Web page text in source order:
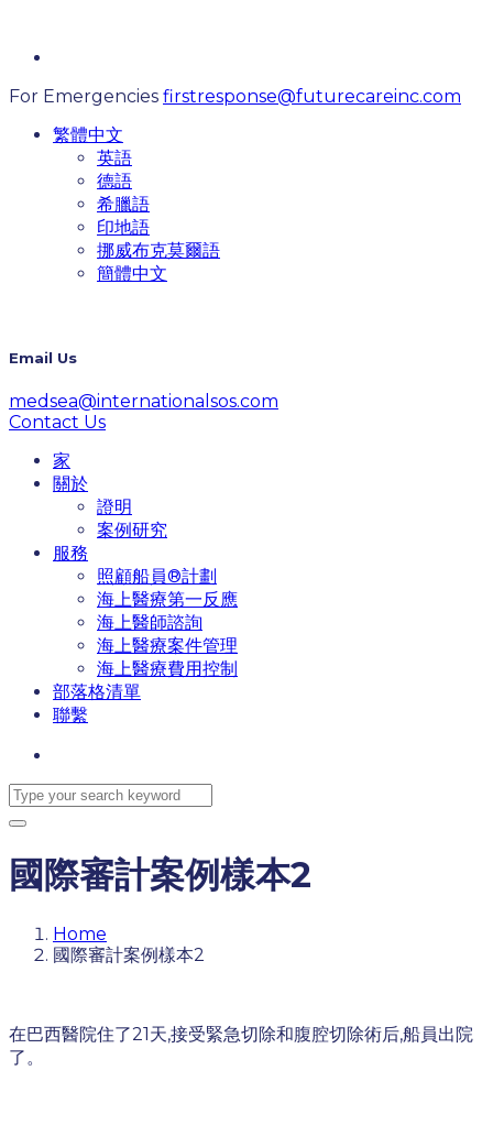
For Emergencies firstresponse@futurecareinc.com
繁體中文
英語
德語
希臘語
印地語
挪威布克莫爾語
簡體中文
Email Us
medsea@internationalsos.com
Contact Us
家
關於
證明
案例研究
服務
照顧船員®計劃
海上醫療第一反應
海上醫師諮詢
海上醫療案件管理
海上醫療費用控制
部落格清單
聯繫
國際審計案例樣本2
Home
國際審計案例樣本2
在巴西醫院住了21天,接受緊急切除和腹腔切除術后,船員出院
了。